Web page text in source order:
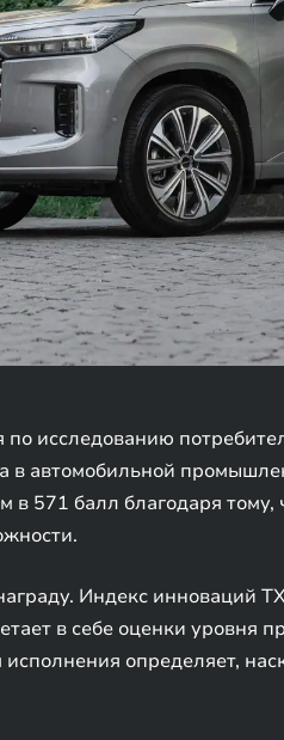
исследованию
в автомобильной
в 571 балл благодаря
Индекс инноваций
в себе оценки уровня
определяет,